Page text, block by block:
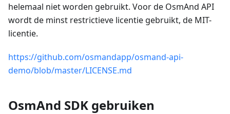
helemaal niet worden gebruikt. Voor de OsmAnd API
wordt de minst restrictieve licentie gebruikt, de MIT-
licentie.
https://github.com/osmandapp/osmand-api-
demo/blob/master/LICENSE.md
OsmAnd SDK gebruiken